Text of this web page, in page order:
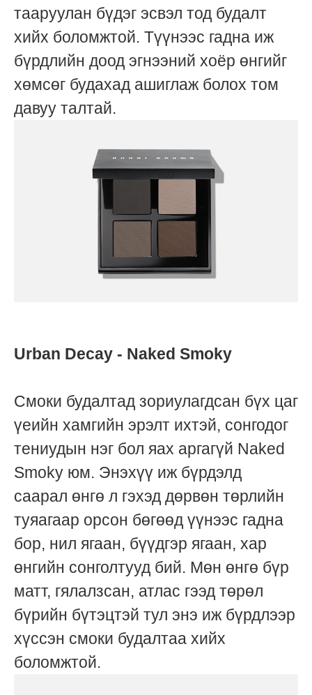
тааруулан бүдэг эсвэл тод будалт
хийх боломжтой. Түүнээс гадна иж
бүрдлийн доод эгнээний хоёр өнгийг
хөмсөг будахад ашиглаж болох том
давуу талтай.
Urban Decay - Naked Smoky
Смоки будалтад зориулагдсан бүх цаг
үеийн хамгийн эрэлт ихтэй, сонгодог
тениудын нэг бол яах аргагүй Naked
Smoky юм. Энэхүү иж бүрдэлд
саарал өнгө л гэхэд дөрвөн төрлийн
туяагаар орсон бөгөөд үүнээс гадна
бор, нил ягаан, бүүдгэр ягаан, хар
өнгийн сонголтууд бий. Мөн өнгө бүр
матт, гялалзсан, атлас гээд төрөл
бүрийн бүтэцтэй тул энэ иж бүрдлээр
хүссэн смоки будалтаа хийх
боломжтой.